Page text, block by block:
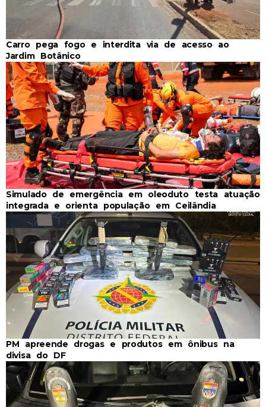
Carro pega fogo e interdita via de acesso ao
Jardim Botânico
Simulado de emergência em oleoduto testa atuação
integrada e orienta população em Ceilândia
PM apreende drogas e produtos em ônibus na
divisa do DF